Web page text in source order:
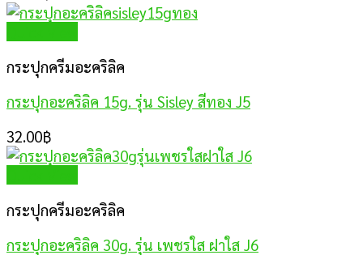
กระปุกครีมอะคริลิค
กระปุกอะคริลิค 15g. รุ่น Sisley สีทอง J5
32.00฿
กระปุกครีมอะคริลิค
กระปุกอะคริลิค 30g. รุ่น เพชรใส ฝาใส J6